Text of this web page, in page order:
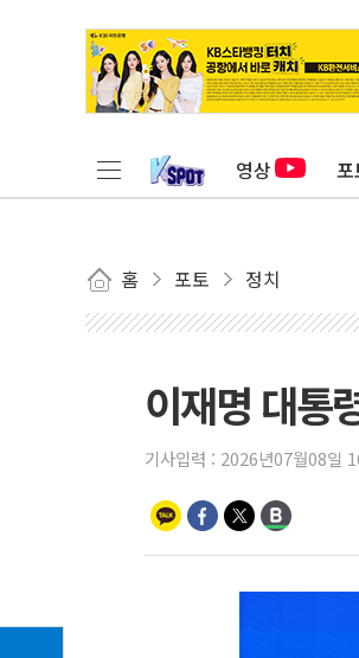
영상 포
홈 포토 정치
이재명 대통
기사입력 : 2026년07월08일